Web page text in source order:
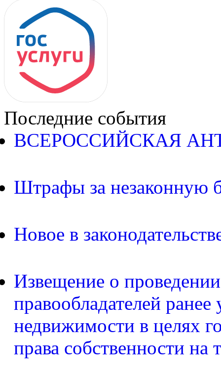
Последние события
ВСЕРОССИЙСКАЯ
Штрафы за незаконную
Новое в
Извещение о
правообладателей
недвижимости в целях
права собственности